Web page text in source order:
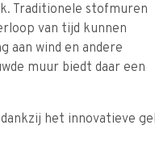
Traditionele stofmuren
van tijd kunnen
aan wind en andere
muur biedt daar een
het innovatieve